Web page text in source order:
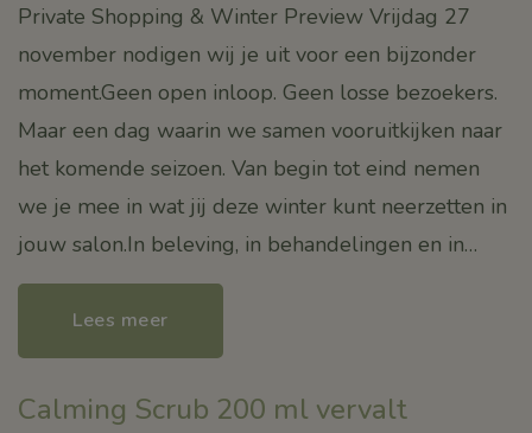
Private Shopping & Winter Preview Vrijdag 27
november nodigen wij je uit voor een bijzonder
moment.Geen open inloop. Geen losse bezoekers.
Maar een dag waarin we samen vooruitkijken naar
het komende seizoen. Van begin tot eind nemen
we je mee in wat jij deze winter kunt neerzetten in
jouw salon.In beleving, in behandelingen en in…
Lees meer
Calming Scrub 200 ml vervalt